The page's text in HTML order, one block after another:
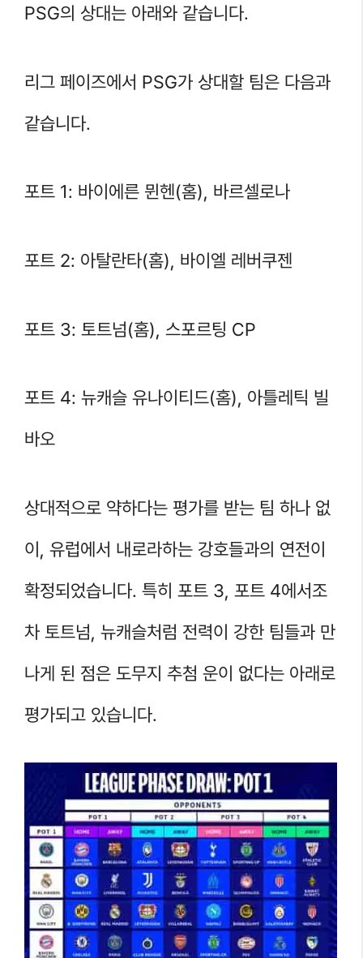
PSG의 상대는 아래와 같습니다.
리그 페이즈에서 PSG가 상대할 팀은 다음과
같습니다.
포트 1: 바이에른 뮌헨(홈), 바르셀로나
포트 2: 아탈란타(홈), 바이엘 레버쿠젠
포트 3: 토트넘(홈), 스포르팅 CP
포트 4: 뉴캐슬 유나이티드(홈), 아틀레틱 빌
바오
상대적으로 약하다는 평가를 받는 팀 하나 없
이, 유럽에서 내로라하는 강호들과의 연전이
확정되었습니다. 특히 포트 3, 포트 4에서조
차 토트넘, 뉴캐슬처럼 전력이 강한 팀들과 만
나게 된 점은 도무지 추첨 운이 없다는 아래로
평가되고 있습니다.